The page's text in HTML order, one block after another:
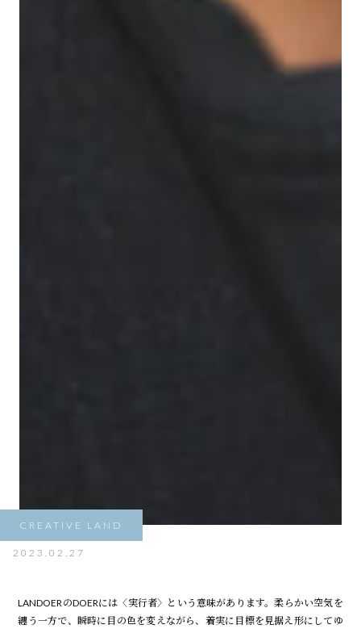
CREATIVE LAND
2023.02.27
LANDOERのDOERには〈実行者〉という意味があります。柔らかい空気を
纏う一方で、瞬時に目の色を変えながら、着実に目標を見据え形にしてゆ